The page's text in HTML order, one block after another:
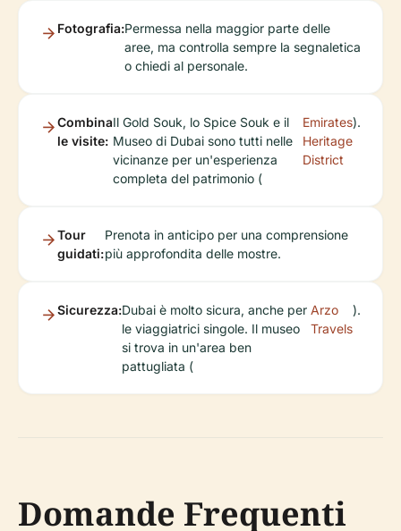
Fotografia:Permessa nella maggior parte delle
aree, ma controlla sempre la segnaletica
o chiedi al personale.
Combina
le visite:
Il Gold Souk, lo Spice Souk e il
Museo di Dubai sono tutti nelle
vicinanze per un'esperienza
completa del patrimonio (
Emirates
Heritage
District
).
Tour
guidati:
Prenota in anticipo per una comprensione
più approfondita delle mostre.
Sicurezza:Dubai è molto sicura, anche per
le viaggiatrici singole. Il museo
si trova in un'area ben
pattugliata (
Arzo
Travels
).
Domande Frequenti